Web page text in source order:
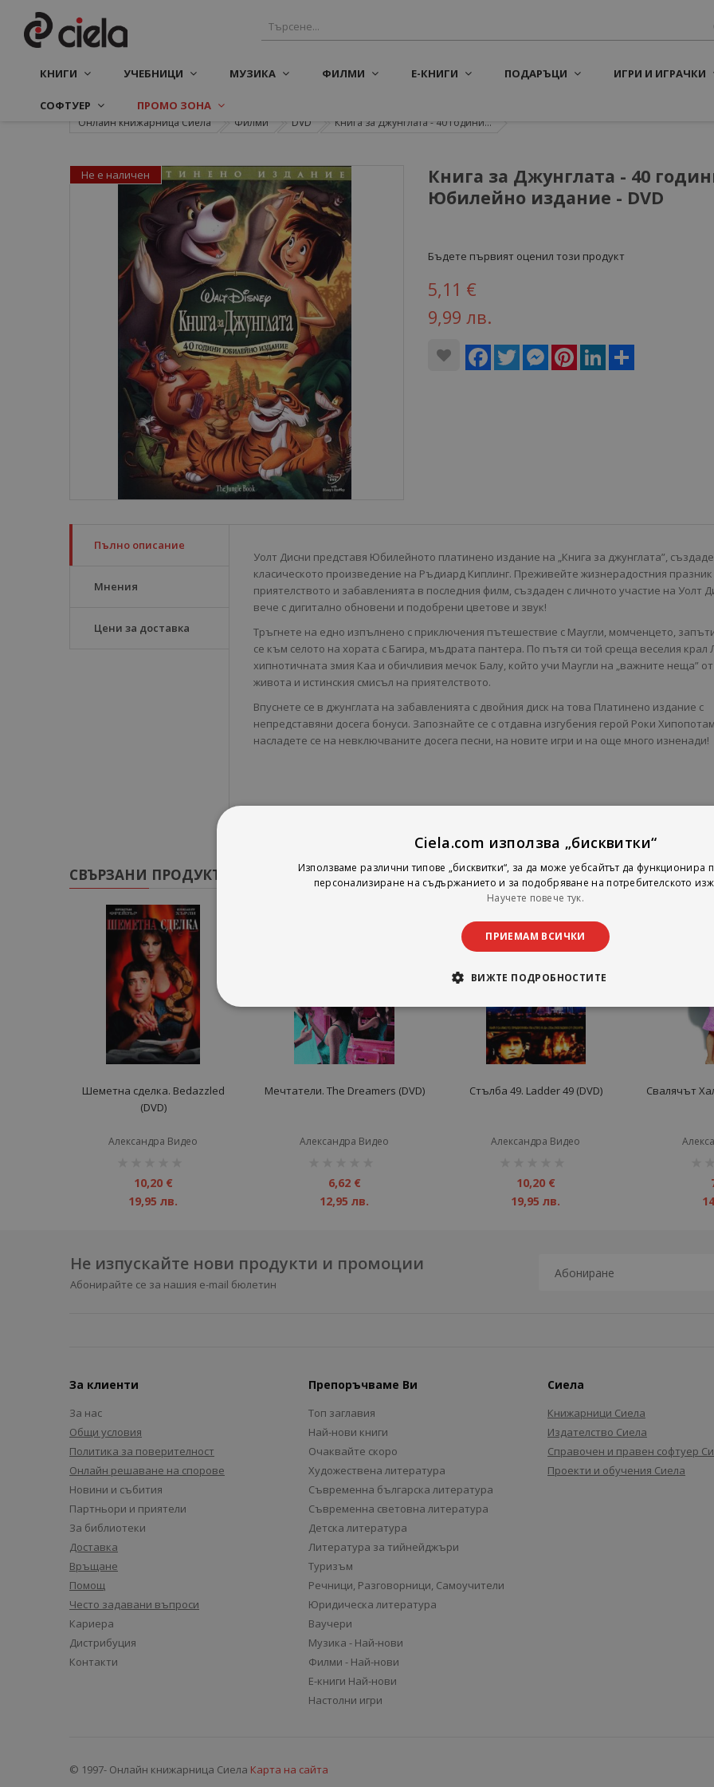
КНИГИ УЧЕБНИЦИ МУЗИКА ФИЛМИ Е-КНИГИ ПОДАРЪЦИ ИГРИ И ИГРАЧКИ
СОФТУЕР ПРОМО ЗОНА
Онлайн книжарница Сиела Филми DVD Книга за Джунглата - 40 години...
Книга за Джунглата - 40
Юбилейно издание - DVD
Бъдете първият оценил този продукт
5,11 €
9,99 лв.
Facebook
Twitter MessengerPinterestLinkedIn
Не е наличен
Пълно описание
Мнения
Цени за доставка
Уолт Дисни представя Юбилейното платинено издание на „Книга за джунглата”,
класическото произведение на Ръдиард Киплинг. Преживейте жизнерадостния празник
приятелството и забавленията в последния филм, създаден с личното участие на Уолт
вече с дигитално обновени и подобрени цветове и звук!
Тръгнете на едно изпълнено с приключения пътешествие с Маугли, момченцето,
се към селото на хората с Багира, мъдрата пантера. По пътя си той среща веселия крал
хипнотичната змия Каа и обичливия мечок Балу, който учи Маугли на „важните неща” от
живота и истинския смисъл на приятелството.
Впуснете се в джунглата на забавленията с двойния диск на това Платинено издание с
непредставяни досега бонуси. Запознайте се с отдавна изгубения герой Роки
насладете се на невключваните досега песни, на новите игри и на още много изненади!
СВЪРЗАНИ ПРОДУКТИ
Шеметна сделка. Bedazzled
(DVD)
Александра Видео
10,20 €
19,95 лв.
Мечтатели. The Dreamers (DVD)
Александра Видео
6,62 €
12,95 лв.
Стълба 49. Ladder 49 (DVD)
Александра Видео
10,20 €
19,95 лв.
Свалячът
Не изпускайте нови продукти и промоции
Абонирайте се за нашия e-mail бюлетин
За клиенти
За нас
Общи условия
Политика за поверителност
Онлайн решаване на спорове
Новини и събития
Партньори и приятели
За библиотеки
Доставка
Връщане
Помощ
Често задавани въпроси
Кариера
Дистрибуция
Контакти
Препоръчваме Ви
Топ заглавия
Най-нови книги
Очаквайте скоро
Художествена литература
Съвременна българска литература
Съвременна световна литература
Детска литература
Литература за тийнейджъри
Туризъм
Речници, Разговорници, Самоучители
Юридическа литература
Ваучери
Музика - Най-нови
Филми - Най-нови
Е-книги Най-нови
Настолни игри
Сиела
Книжарници Сиела
Издателство Сиела
Справочен и правен софтуер
Проекти и обучения Сиела
© 1997- Онлайн книжарница Сиела Карта на сайта
Ciela.com използва „бисквитки“
Използваме различни типове „бисквитки“, за да може уебсайтът да функционира
персонализиране на съдържанието и за подобряване на потребителското
Научете повече тук.
ПРИЕМАМ ВСИЧКИ
ВИЖТЕ ПОДРОБНОСТИТЕ